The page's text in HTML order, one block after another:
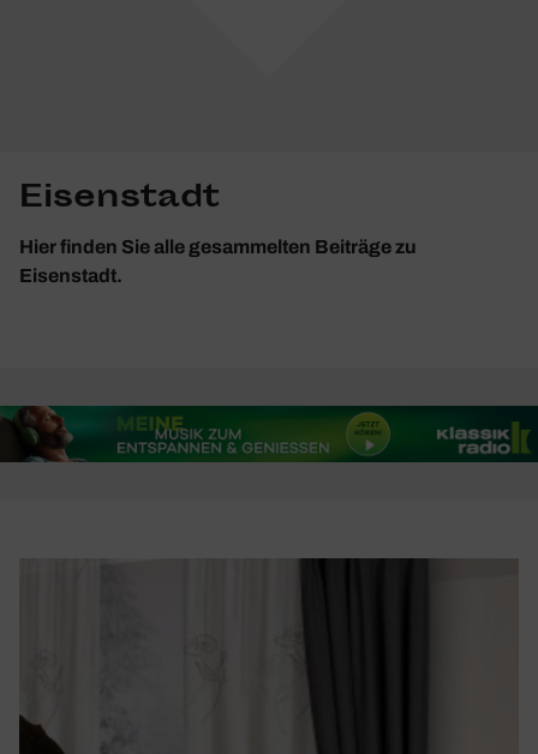
Eisenstadt
Hier finden Sie alle gesammelten Beiträge zu
Eisenstadt.